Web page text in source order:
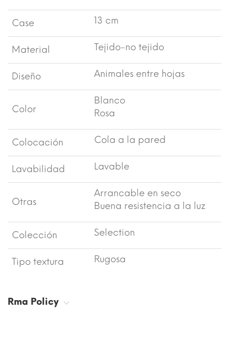
Case 13 cm
Material Tejido-no tejido
Diseño Animales entre hojas
Color
Blanco
Rosa
Colocación Cola a la pared
Lavabilidad Lavable
Otras
Arrancable en seco
Buena resistencia a la luz
Colección Selection
Tipo textura Rugosa
Rma Policy